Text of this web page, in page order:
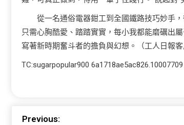
從一名通俗電器鉗工到全國鐵路技巧妙手
只需心胸酷愛、踏踏實實，每小我都能磨礪出
寫著新時期奮斗者的擔負與幻想。（工人日報客
TC:sugarpopular900 6a1718ae5ac826.10007709
Previous: